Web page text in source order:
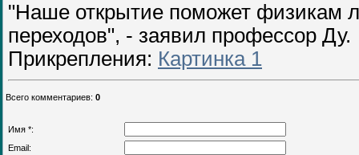
"Наше открытие поможет физикам
переходов", - заявил профессор Ду.
Прикрепления: Картинка 1
Всего комментариев: 0
Имя *:
Email: